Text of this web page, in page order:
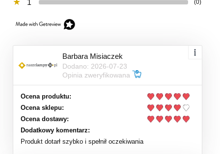
1 (0)
Barbara Misiaczek
Dodano: 2026-07-23
Opinia zweryfikowana
Ocena produktu:
Ocena sklepu:
Ocena dostawy:
Dodatkowy komentarz:
Produkt dotarł szybko i spełnił oczekiwania